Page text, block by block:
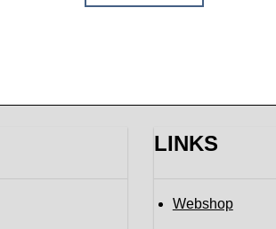
LINKS
Webshop